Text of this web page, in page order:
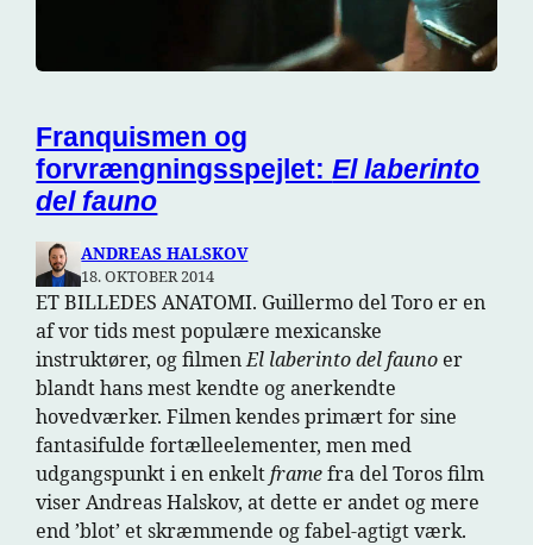
Franquismen og
forvrængningsspejlet:El laberinto
del fauno
ANDREAS HALSKOV
18. OKTOBER 2014
ET BILLEDES ANATOMI. Guillermo del Toro er en
af vor tids mest populære mexicanske
instruktører, og filmenEl laberinto del fauno er
blandt hans mest kendte og anerkendte
hovedværker. Filmen kendes primært for sine
fantasifulde fortælleelementer, men med
udgangspunkt i en enkeltframefra del Toros film
viser Andreas Halskov, at dette er andet og mere
end ’blot’ et skræmmende og fabel-agtigt værk.